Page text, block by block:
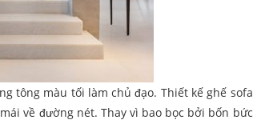
tông màu tối làm chủ đạo. Thiết kế ghế sofa
về đường nét. Thay vì bao bọc bởi bốn bức